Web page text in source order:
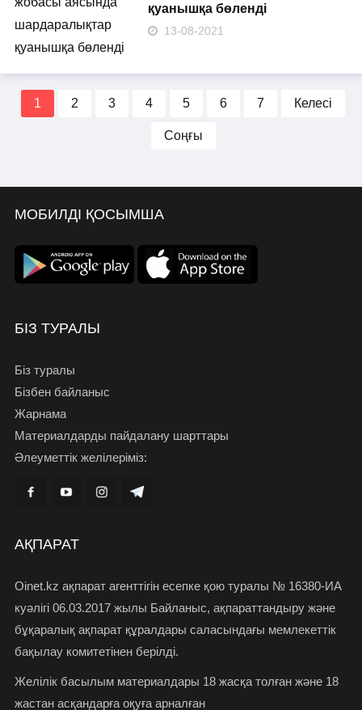
қуанышқа бөленді
13-08-2021
1 2 3 4 5 6 7 Келесі
Соңғы
МОБИЛДІ ҚОСЫМША
БІЗ ТУРАЛЫ
Біз туралы
Бізбен байланыс
Жарнама
Материалдарды пайдалану шарттары
Әлеуметтік желілеріміз:
АҚПАРАТ
Oinet.kz ақпарат агенттігін есепке қою туралы № 16380-ИА
куәлігі 06.03.2017 жылы Байланыс, ақпараттандыру және
бұқаралық ақпарат құралдары саласындағы мемлекеттік
бақылау комитетінен берілді.
Желілік басылым материалдары 18 жасқа толған және 18
жастан асқандарға оқуға арналған